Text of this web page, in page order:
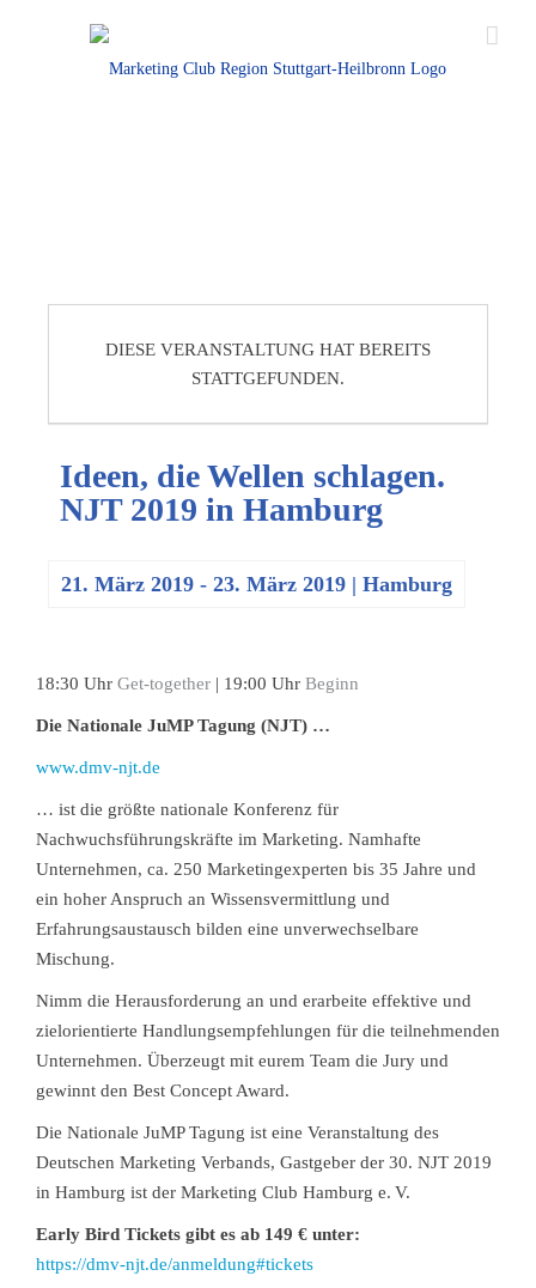
DIESE VERANSTALTUNG HAT BEREITS
STATTGEFUNDEN.
Ideen, die Wellen schlagen.
NJT 2019 in Hamburg
21. März 2019 - 23. März 2019 | Hamburg
18:30 Uhr Get-together | 19:00 Uhr Beginn
Die Nationale JuMP Tagung (NJT) …
www.dmv-njt.de
… ist die größte nationale Konferenz für
Nachwuchsführungskräfte im Marketing. Namhafte
Unternehmen, ca. 250 Marketingexperten bis 35 Jahre und
ein hoher Anspruch an Wissensvermittlung und
Erfahrungsaustausch bilden eine unverwechselbare
Mischung.
Nimm die Herausforderung an und erarbeite effektive und
zielorientierte Handlungsempfehlungen für die teilnehmenden
Unternehmen. Überzeugt mit eurem Team die Jury und
gewinnt den Best Concept Award.
Die Nationale JuMP Tagung ist eine Veranstaltung des
Deutschen Marketing Verbands, Gastgeber der 30. NJT 2019
in Hamburg ist der Marketing Club Hamburg e. V.
Early Bird Tickets gibt es ab 149 € unter:
https://dmv-njt.de/anmeldung#tickets